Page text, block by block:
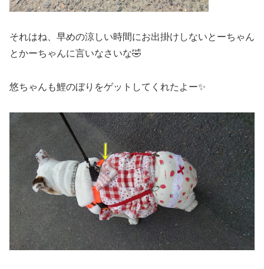
それはね、早めの涼しい時間にお出掛けしないとーちゃん
とかーちゃんに言いなさいな🤣
悠ちゃんも鯉のぼりをゲットしてくれたよー✨